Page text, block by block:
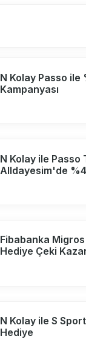
N Kolay Passo ile
Kampanyası
N Kolay ile
Alldayesim'de
Fibabanka Migros
Hediye Çeki
N Kolay ile S
Hediye